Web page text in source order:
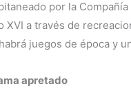
por la
XVI a través de
juegos de época y
apretado